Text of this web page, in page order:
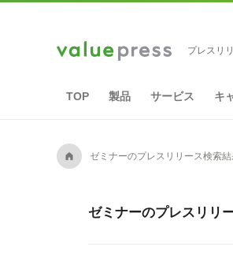
プレスリ
TOP 製品 サービス キ
A ゼミナーのプレスリリース検索
ゼミナーのプレスリリ